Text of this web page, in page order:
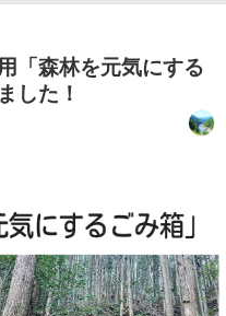
「森林を元気にする
した！